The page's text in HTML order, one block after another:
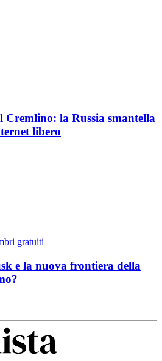
la Russia smantella
libero
gratuiti
e la nuova frontiera della